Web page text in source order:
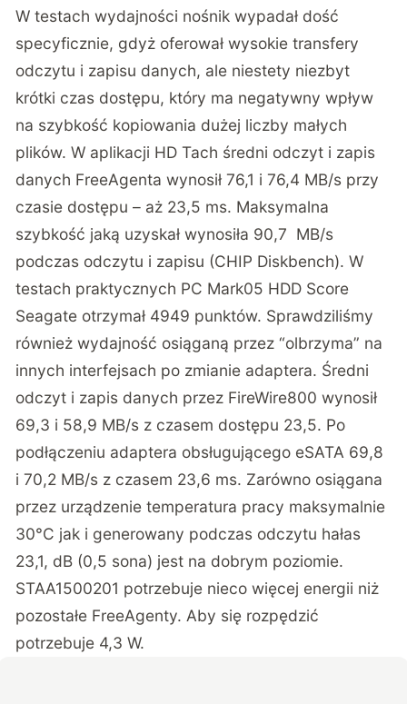
W testach wydajności nośnik wypadał dość
specyficznie, gdyż oferował wysokie transfery
odczytu i zapisu danych, ale niestety niezbyt
krótki czas dostępu, który ma negatywny wpływ
na szybkość kopiowania dużej liczby małych
plików. W aplikacji HD Tach średni odczyt i zapis
danych FreeAgenta wynosił 76,1 i 76,4 MB/s przy
czasie dostępu – aż 23,5 ms. Maksymalna
szybkość jaką uzyskał wynosiła 90,7 MB/s
podczas odczytu i zapisu (CHIP Diskbench). W
testach praktycznych PC Mark05 HDD Score
Seagate otrzymał 4949 punktów. Sprawdziliśmy
również wydajność osiąganą przez “olbrzyma” na
innych interfejsach po zmianie adaptera. Średni
odczyt i zapis danych przez FireWire800 wynosił
69,3 i 58,9 MB/s z czasem dostępu 23,5. Po
podłączeniu adaptera obsługującego eSATA 69,8
i 70,2 MB/s z czasem 23,6 ms. Zarówno osiągana
przez urządzenie temperatura pracy maksymalnie
30°C jak i generowany podczas odczytu hałas
23,1, dB (0,5 sona) jest na dobrym poziomie.
STAA1500201 potrzebuje nieco więcej energii niż
pozostałe FreeAgenty. Aby się rozpędzić
potrzebuje 4,3 W.